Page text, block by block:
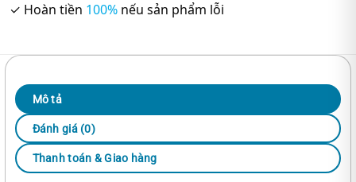
✓ Hoàn tiền 100% nếu sản phẩm lỗi
Mô tả
Đánh giá (0)
Thanh toán & Giao hàng